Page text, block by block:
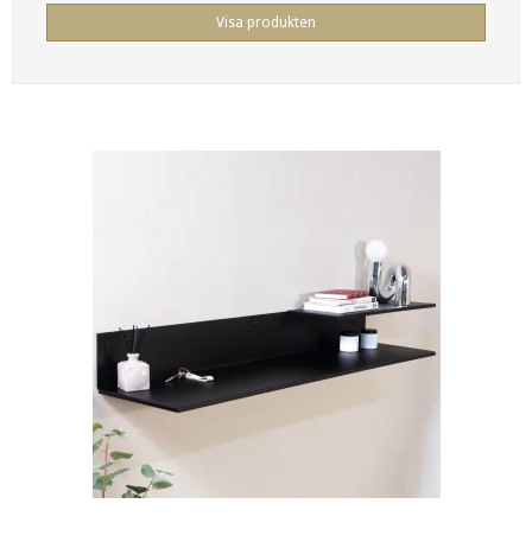
Visa produkten